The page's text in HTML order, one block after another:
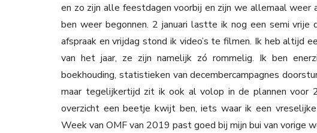
en zo zijn alle feestdagen voorbij en zijn we allemaal weer
ben weer begonnen. 2 januari lastte ik nog een semi vrije
afspraak en vrijdag stond ik video’s te filmen. Ik heb altijd
van het jaar, ze zijn namelijk zó rommelig. Ik ben
boekhouding, statistieken van decembercampagnes
maar tegelijkertijd zit ik ook al volop in de plannen
overzicht een beetje kwijt ben, iets waar ik een
Week van OMF van 2019 past goed bij mijn bui van vorige